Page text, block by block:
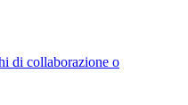
di collaborazione o